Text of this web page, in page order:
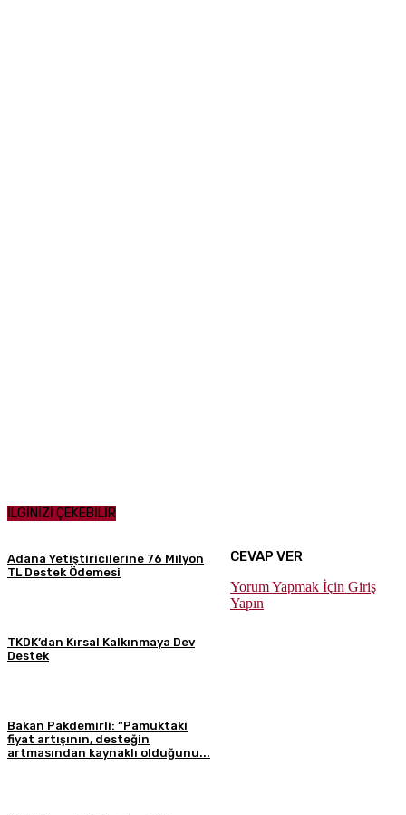
İLGİNİZİ ÇEKEBİLİR
Adana Yetiştiricilerine 76 Milyon
TL Destek Ödemesi
TKDK’dan Kırsal Kalkınmaya Dev
Destek
Bakan Pakdemirli: “Pamuktaki
fiyat artışının, desteğin
artmasından kaynaklı olduğunu...
CEVAP VER
Yorum Yapmak İçin Giriş
Yapın